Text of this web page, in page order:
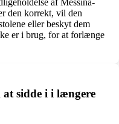
af Messina-
den korrekt, vil den
eller beskyt dem
er i brug, for at forlænge
at sidde i i længere